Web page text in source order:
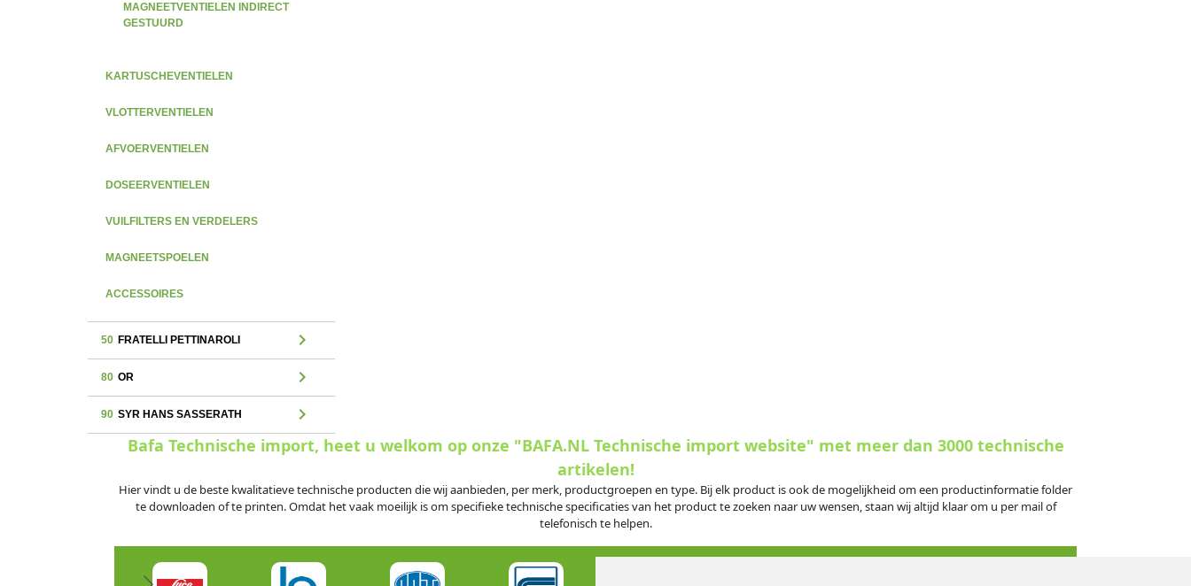
MAGNEETVENTIELEN INDIRECT
GESTUURD
KARTUSCHEVENTIELEN
VLOTTERVENTIELEN
AFVOERVENTIELEN
DOSEERVENTIELEN
VUILFILTERS EN VERDELERS
MAGNEETSPOELEN
ACCESSOIRES
50 FRATELLI PETTINAROLI chevron_right
80 OR chevron_right
90 SYR HANS SASSERATH chevron_right
Bafa Technische import, heet u welkom op onze "BAFA.NL Technische import website" met meer dan 3000 technische
artikelen!
Hier vindt u de beste kwalitatieve technische producten die wij aanbieden, per merk, productgroepen en type. Bij elk product is ook de mogelijkheid om een productinformatie folder
te downloaden of te printen. Omdat het vaak moeilijk is om specifieke technische specificaties van het product te zoeken naar uw wensen, staan wij altijd klaar om u per mail of
telefonisch te helpen.